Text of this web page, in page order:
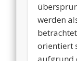
werden
orientiert
aufgrund